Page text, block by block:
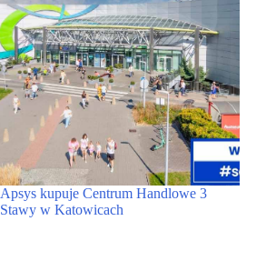
Apsys kupuje Centrum Handlowe 3
Stawy w Katowicach